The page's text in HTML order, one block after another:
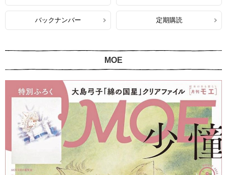
バックナンバー 定期購読
MOE